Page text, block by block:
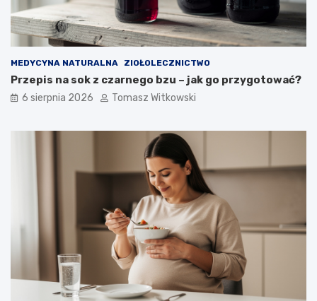
MEDYCYNA NATURALNA ZIOŁOLECZNICTWO
Przepis na sok z czarnego bzu – jak go przygotować?
6 sierpnia 2026 Tomasz Witkowski